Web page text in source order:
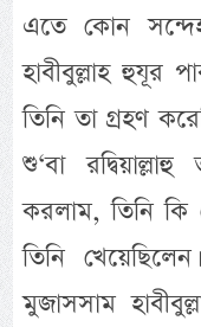
এতে কোন
হাবীবুল্লাহ হুযূর
তিনি তা গ্রহণ
শু‘বা
করলাম, তিনি কি
তিনি
মুজাসসাম